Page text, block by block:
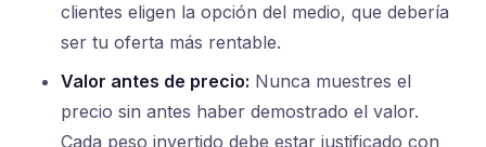
clientes eligen la opción del medio, que debería
ser tu oferta más rentable.
Valor antes de precio: Nunca muestres el
precio sin antes haber demostrado el valor.
Cada peso invertido debe estar justificado con